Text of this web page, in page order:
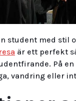
student med stil
är ett perfekt
På
vandring eller